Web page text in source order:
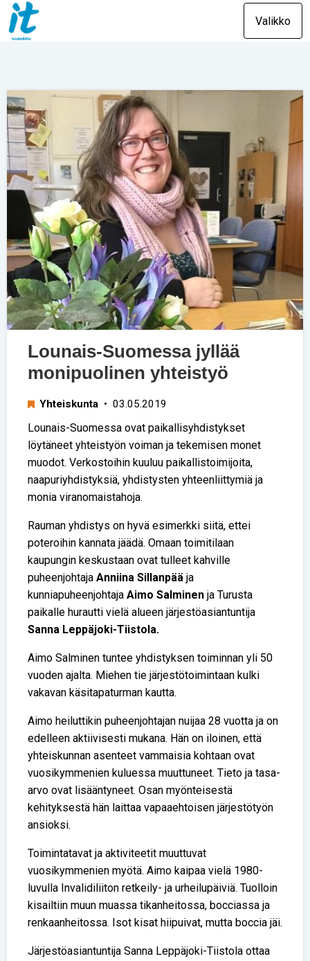
Valikko
Lounais-Suomessa jyllää
monipuolinen yhteistyö
Yhteiskunta • 03.05.2019
Lounais-Suomessa ovat paikallisyhdistykset
löytäneet yhteistyön voiman ja tekemisen monet
muodot. Verkostoihin kuuluu paikallistoimijoita,
naapuriyhdistyksiä, yhdistysten yhteenliittymiä ja
monia viranomaistahoja.
Rauman yhdistys on hyvä esimerkki siitä, ettei
poteroihin kannata jäädä. Omaan toimitilaan
kaupungin keskustaan ovat tulleet kahville
puheenjohtaja Anniina Sillanpää ja
kunniapuheenjohtaja Aimo Salminen ja Turusta
paikalle hurautti vielä alueen järjestöasiantuntija
Sanna Leppäjoki-Tiistola.
Aimo Salminen tuntee yhdistyksen toiminnan yli 50
vuoden ajalta. Miehen tie järjestötoimintaan kulki
vakavan käsitapaturman kautta.
Aimo heiluttikin puheenjohtajan nuijaa 28 vuotta ja on
edelleen aktiivisesti mukana. Hän on iloinen, että
yhteiskunnan asenteet vammaisia kohtaan ovat
vuosikymmenien kuluessa muuttuneet. Tieto ja tasa-
arvo ovat lisääntyneet. Osan myönteisestä
kehityksestä hän laittaa vapaaehtoisen järjestötyön
ansioksi.
Toimintatavat ja aktiviteetit muuttuvat
vuosikymmenien myötä. Aimo kaipaa vielä 1980-
luvulla Invalidiliiton retkeily- ja urheilupäiviä. Tuolloin
kisailtiin muun muassa tikanheitossa, bocciassa ja
renkaanheitossa. Isot kisat hiipuivat, mutta boccia jäi.
Järjestöasiantuntija Sanna Leppäjoki-Tiistola ottaa